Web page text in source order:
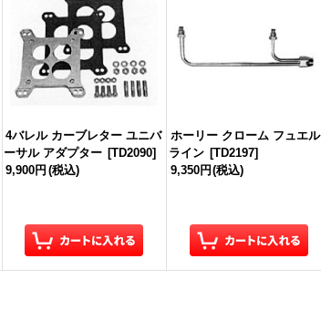
4バレル カーブレター ユニバ
ーサル アダプター [TD2090]
9,900円 (税込)
ホーリー クローム フュエル
ライン [TD2197]
9,350円 (税込)